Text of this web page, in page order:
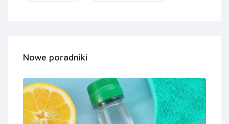
Nowe poradniki